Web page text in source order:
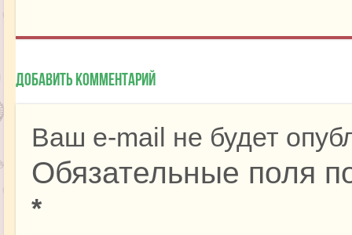
Добавить комментарий
Ваш e-mail не будет
Обязательные поля
*